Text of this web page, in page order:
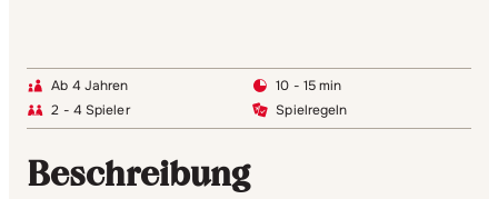
Ab 4 Jahren
10 - 15 min
2 - 4 Spieler
Spielregeln
Beschreibung